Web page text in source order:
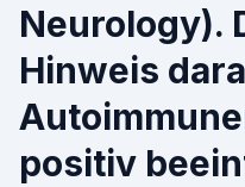
Neurology).
Hinweis
positiv